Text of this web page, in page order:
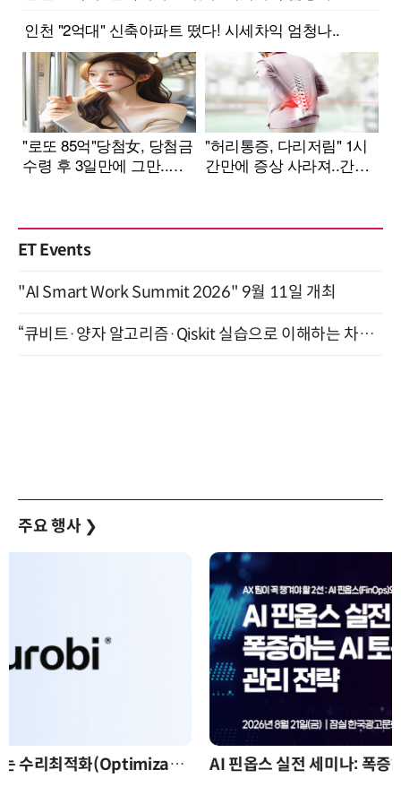
ET Events
"AI Smart Work Summit 2026" 9월 11일 개최
“큐비트·양자 알고리즘·Qiskit 실습으로 이해하는 차세대 컴퓨팅” (8/28)
주요 행사 ❯
AI 핀옵스 실전 세미나: 폭증하는 AI 토큰 비용 관리 전략